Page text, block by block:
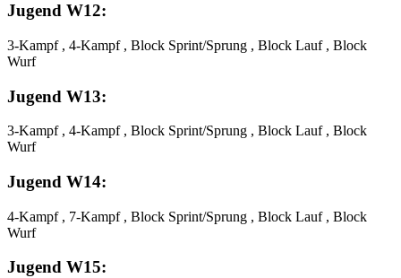
Jugend W12:
3-Kampf , 4-Kampf , Block Sprint/Sprung , Block Lauf , Block
Wurf
Jugend W13:
3-Kampf , 4-Kampf , Block Sprint/Sprung , Block Lauf , Block
Wurf
Jugend W14:
4-Kampf , 7-Kampf , Block Sprint/Sprung , Block Lauf , Block
Wurf
Jugend W15: